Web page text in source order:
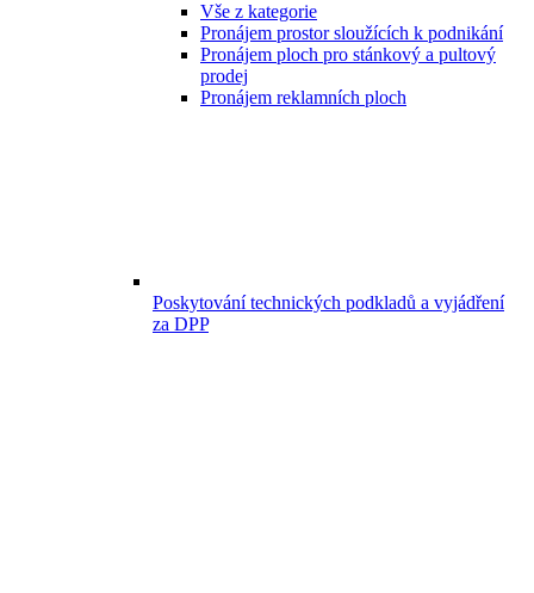
Vše z kategorie
Pronájem prostor sloužících k podnikání
Pronájem ploch pro stánkový a pultový
prodej
Pronájem reklamních ploch
Poskytování technických podkladů a vyjádření
za DPP